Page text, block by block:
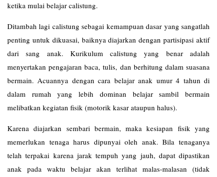
ketika mulai belajar calistung.
Ditambah lagi calistung sebagai kemampuan dasar yang sangatlah
penting untuk dikuasai, baiknya diajarkan dengan partisipasi aktif
dari sang anak. Kurikulum calistung yang benar adalah
menyertakan pengajaran baca, tulis, dan berhitung dalam suasana
bermain. Acuannya dengan cara belajar anak umur 4 tahun di
dalam rumah yang lebih dominan belajar sambil bermain
melibatkan kegiatan fisik (motorik kasar ataupun halus).
Karena diajarkan sembari bermain, maka kesiapan fisik yang
memerlukan tenaga harus dipunyai oleh anak. Bila tenaganya
telah terpakai karena jarak tempuh yang jauh, dapat dipastikan
anak pada waktu belajar akan terlihat malas-malasan (tidak